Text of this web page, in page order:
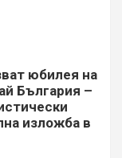
юбилея на
България –
изложба в